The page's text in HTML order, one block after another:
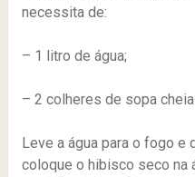
necessita de:
– 1 litro de água;
– 2 colheres de sopa
Leve a água para o fogo e
coloque o hibisco seco na